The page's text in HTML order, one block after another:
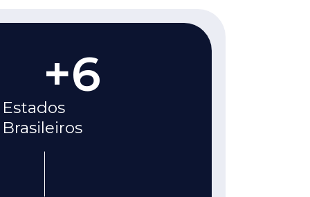
Estados
Brasileiros
+6